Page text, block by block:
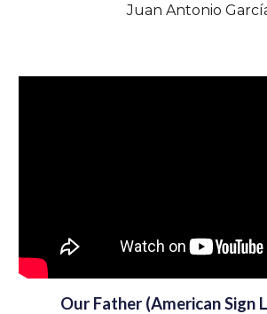
Juan Antonio
Our Father (American Sign